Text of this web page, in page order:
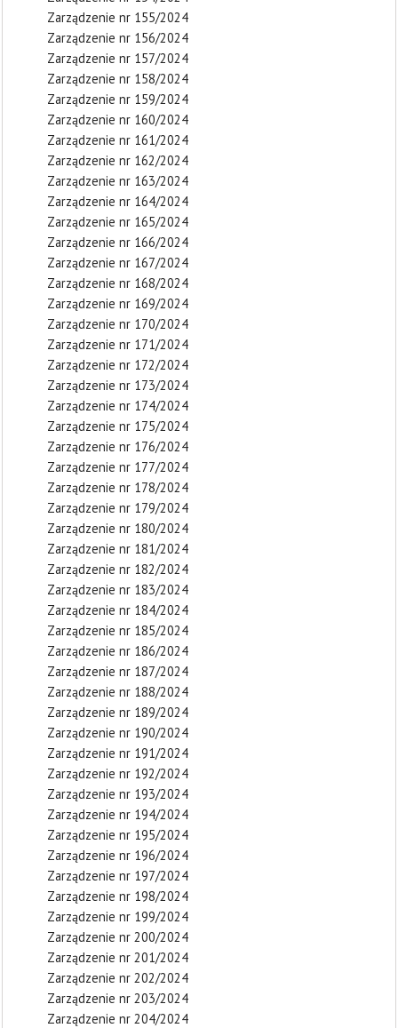
Zarządzenie nr 155/2024
Zarządzenie nr 156/2024
Zarządzenie nr 157/2024
Zarządzenie nr 158/2024
Zarządzenie nr 159/2024
Zarządzenie nr 160/2024
Zarządzenie nr 161/2024
Zarządzenie nr 162/2024
Zarządzenie nr 163/2024
Zarządzenie nr 164/2024
Zarządzenie nr 165/2024
Zarządzenie nr 166/2024
Zarządzenie nr 167/2024
Zarządzenie nr 168/2024
Zarządzenie nr 169/2024
Zarządzenie nr 170/2024
Zarządzenie nr 171/2024
Zarządzenie nr 172/2024
Zarządzenie nr 173/2024
Zarządzenie nr 174/2024
Zarządzenie nr 175/2024
Zarządzenie nr 176/2024
Zarządzenie nr 177/2024
Zarządzenie nr 178/2024
Zarządzenie nr 179/2024
Zarządzenie nr 180/2024
Zarządzenie nr 181/2024
Zarządzenie nr 182/2024
Zarządzenie nr 183/2024
Zarządzenie nr 184/2024
Zarządzenie nr 185/2024
Zarządzenie nr 186/2024
Zarządzenie nr 187/2024
Zarządzenie nr 188/2024
Zarządzenie nr 189/2024
Zarządzenie nr 190/2024
Zarządzenie nr 191/2024
Zarządzenie nr 192/2024
Zarządzenie nr 193/2024
Zarządzenie nr 194/2024
Zarządzenie nr 195/2024
Zarządzenie nr 196/2024
Zarządzenie nr 197/2024
Zarządzenie nr 198/2024
Zarządzenie nr 199/2024
Zarządzenie nr 200/2024
Zarządzenie nr 201/2024
Zarządzenie nr 202/2024
Zarządzenie nr 203/2024
Zarządzenie nr 204/2024